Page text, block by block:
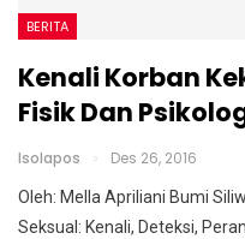
BERITA
Kenali Korban
Fisik Dan
Isolapos Des 26, 2016
Oleh: Mella Apriliani Bumi
Seksual: Kenali, Deteksi,